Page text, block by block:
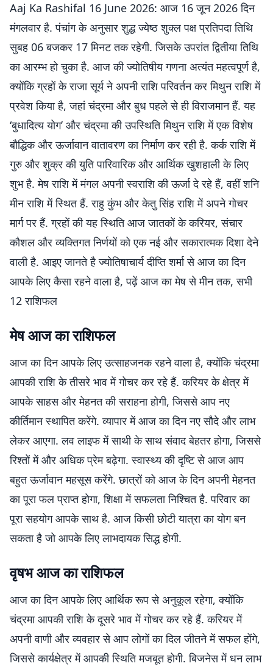
Aaj Ka Rashifal 16 June 2026: आज 16 जून 2026 दिन
मंगलवार है. पंचांग के अनुसार शुद्ध ज्येष्ठ शुक्ल पक्ष प्रतिपदा तिथि
सुबह 06 बजकर 17 मिनट तक रहेगी. जिसके उपरांत द्वितीया तिथि
का आरम्भ हो चुका है. आज की ज्योतिषीय गणना अत्यंत महत्वपूर्ण है,
क्योंकि ग्रहों के राजा सूर्य ने अपनी राशि परिवर्तन कर मिथुन राशि में
प्रवेश किया है, जहां चंद्रमा और बुध पहले से ही विराजमान हैं. यह
‘बुधादित्य योग’ और चंद्रमा की उपस्थिति मिथुन राशि में एक विशेष
बौद्धिक और ऊर्जावान वातावरण का निर्माण कर रही है. कर्क राशि में
गुरु और शुक्र की युति पारिवारिक और आर्थिक खुशहाली के लिए
शुभ है. मेष राशि में मंगल अपनी स्वराशि की ऊर्जा दे रहे हैं, वहीं शनि
मीन राशि में स्थित हैं. राहु कुंभ और केतु सिंह राशि में अपने गोचर
मार्ग पर हैं. ग्रहों की यह स्थिति आज जातकों के करियर, संचार
कौशल और व्यक्तिगत निर्णयों को एक नई और सकारात्मक दिशा देने
वाली है. आइए जानते है ज्योतिषाचार्य दीप्ति शर्मा से आज का दिन
आपके लिए कैसा रहने वाला है, पढ़ें आज का मेष से मीन तक, सभी
12 राशिफल
मेष आज का राशिफल
आज का दिन आपके लिए उत्साहजनक रहने वाला है, क्योंकि चंद्रमा
आपकी राशि के तीसरे भाव में गोचर कर रहे हैं. करियर के क्षेत्र में
आपके साहस और मेहनत की सराहना होगी, जिससे आप नए
कीर्तिमान स्थापित करेंगे. व्यापार में आज का दिन नए सौदे और लाभ
लेकर आएगा. लव लाइफ में साथी के साथ संवाद बेहतर होगा, जिससे
रिश्तों में और अधिक प्रेम बढ़ेगा. स्वास्थ्य की दृष्टि से आज आप
बहुत ऊर्जावान महसूस करेंगे. छात्रों को आज के दिन अपनी मेहनत
का पूरा फल प्राप्त होगा, शिक्षा में सफलता निश्चित है. परिवार का
पूरा सहयोग आपके साथ है. आज किसी छोटी यात्रा का योग बन
सकता है जो आपके लिए लाभदायक सिद्ध होगी.
वृषभ आज का राशिफल
आज का दिन आपके लिए आर्थिक रूप से अनुकूल रहेगा, क्योंकि
चंद्रमा आपकी राशि के दूसरे भाव में गोचर कर रहे हैं. करियर में
अपनी वाणी और व्यवहार से आप लोगों का दिल जीतने में सफल होंगे,
जिससे कार्यक्षेत्र में आपकी स्थिति मजबूत होगी. बिजनेस में धन लाभ